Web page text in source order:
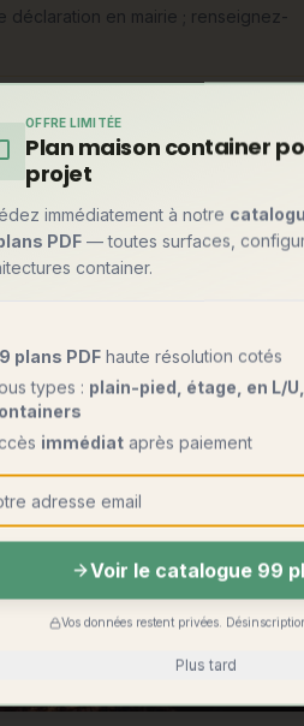
déclaration en mairie ; renseignez-
châssis double essieu
légères, qui devient
vers la petite maison bois : les
fixes inspirées de l'esprit
OFFRE LIMITÉE
Plan maison container
projet
immédiatement à notre
PDF — toutes surfaces,
container.
plans PDF haute résolution cotés
types : plain-pied, étage, en L/
immédiat après paiement
Voir le catalogue 99
Vos données restent privées.
Plus tard